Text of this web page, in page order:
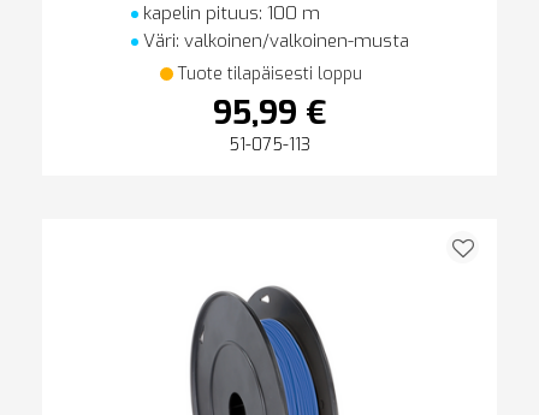
kapelin pituus: 100 m
Väri: valkoinen/valkoinen-musta
Tuote tilapäisesti loppu
95,99 €
51-075-113